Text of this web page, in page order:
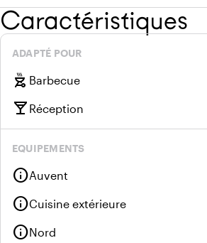
Caractéristiques
ADAPTÉ POUR
outdoor_grill Barbecue
local_bar Réception
EQUIPEMENTS
infoAuvent
infoCuisine extérieure
infoNord